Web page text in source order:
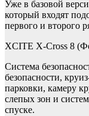
Уже в базовой
который входят
первого и второго
XCITE X-Cross 8
Система
безопасности,
парковки, камеру
слепых зон и
спуске.